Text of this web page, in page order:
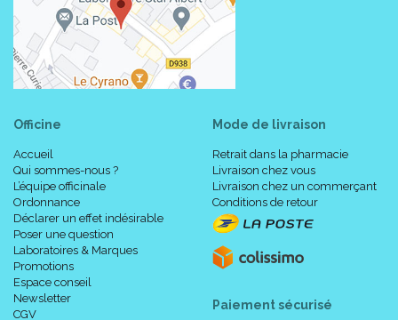
Officine
Accueil
Qui sommes-nous ?
L’équipe officinale
Ordonnance
Déclarer un effet indésirable
Poser une question
Laboratoires & Marques
Promotions
Espace conseil
Newsletter
CGV
Mode de livraison
Retrait dans la pharmacie
Livraison chez vous
Livraison chez un commerçant
Conditions de retour
Paiement sécurisé